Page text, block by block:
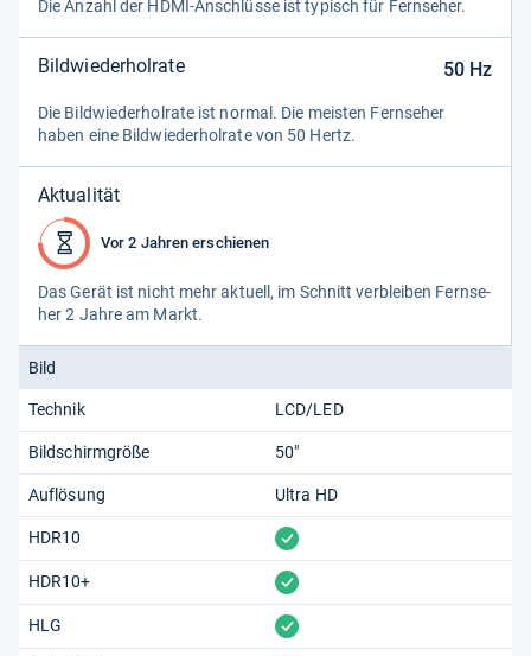
Die Anzahl der HDMI-​Anschlüsse ist typisch für Fern­se­her.
Bildwiederholrate 50Hz
Die Bild­wie­der­hol­rate ist nor­mal. Die meis­ten Fern­se­her
haben eine Bild­wie­der­hol­rate von 50 Hertz.
Aktualität
Vor 2 Jahren erschienen
Das Gerät ist nicht mehr aktu­ell, im Schnitt ver­blei­ben Fern­se­
her 2 Jahre am Markt.
Bild
Technik LCD/LED
Bildschirmgröße 50"
Auflösung Ultra HD
HDR10 vorhanden
HDR10+ vorhanden
HLG vorhanden